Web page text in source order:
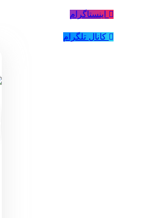
اینستاگرام
کانال تلگرام